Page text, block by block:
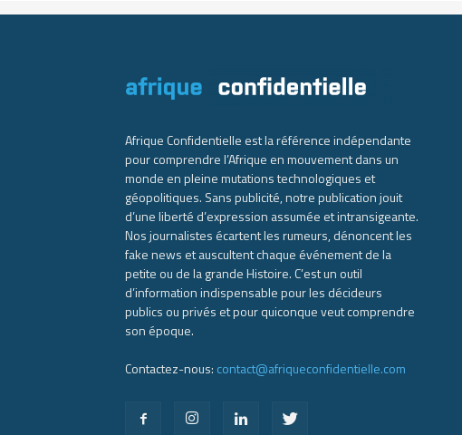
Afrique Confidentielle est la référence indépendante
pour comprendre l’Afrique en mouvement dans un
monde en pleine mutations technologiques et
géopolitiques. Sans publicité, notre publication jouit
d’une liberté d’expression assumée et intransigeante.
Nos journalistes écartent les rumeurs, dénoncent les
fake news et auscultent chaque événement de la
petite ou de la grande Histoire. C’est un outil
d’information indispensable pour les décideurs
publics ou privés et pour quiconque veut comprendre
son époque.
Contactez-nous: contact@afriqueconfidentielle.com